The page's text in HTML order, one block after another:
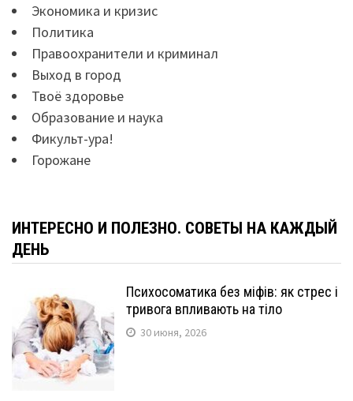
Экономика и кризис
Политика
Правоохранители и криминал
Выход в город
Твоё здоровье
Образование и наука
Фикульт-ура!
Горожане
ИНТЕРЕСНО И ПОЛЕЗНО. СОВЕТЫ НА КАЖДЫЙ
ДЕНЬ
Психосоматика без міфів: як стрес і
тривога впливають на тіло
30 июня, 2026